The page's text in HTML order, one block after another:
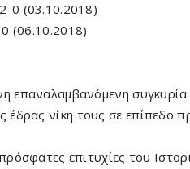
0 (03.10.2018)
(06.10.2018)
επαναλαμβανόμενη
έδρας νίκη τους σε επίπεδο
επιτυχίες του